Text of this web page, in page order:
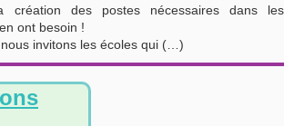
des postes nécessaires dans les
ont besoin !
nous invitons les écoles qui (…)